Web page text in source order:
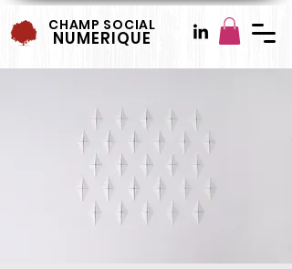
CHAMP SOCIAL
NUMERIQUE